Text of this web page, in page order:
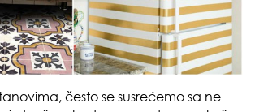
često se susrećemo sa ne